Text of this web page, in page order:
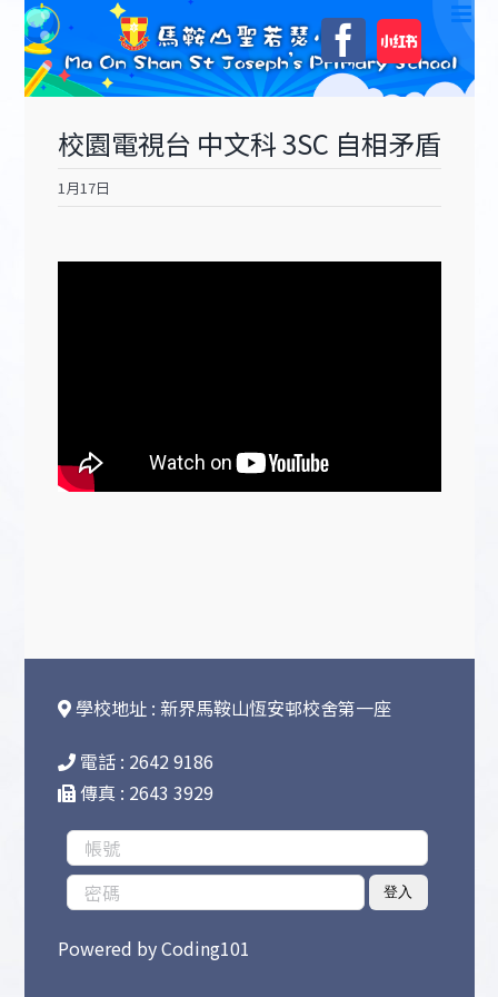
Skip
content
Facebook
自
訂
校園電視台 中文科 3SC 自相矛盾
1月17日
學校地址 : 新界馬鞍山恆安邨校舍第一座
電話 : 2642 9186
傳真 : 2643 3929
登入
Powered byCoding101